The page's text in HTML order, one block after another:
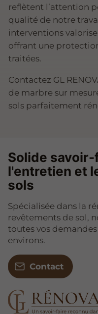
reflètent l’attention
qualité de notre
interventions
offrant une
traitées.
Contactez GL
de marbre sur
sols parfaitement
Solide
l'entretien et
sols
Spécialisée dans la
revêtements de sol,
toutes vos
environs.
Contact